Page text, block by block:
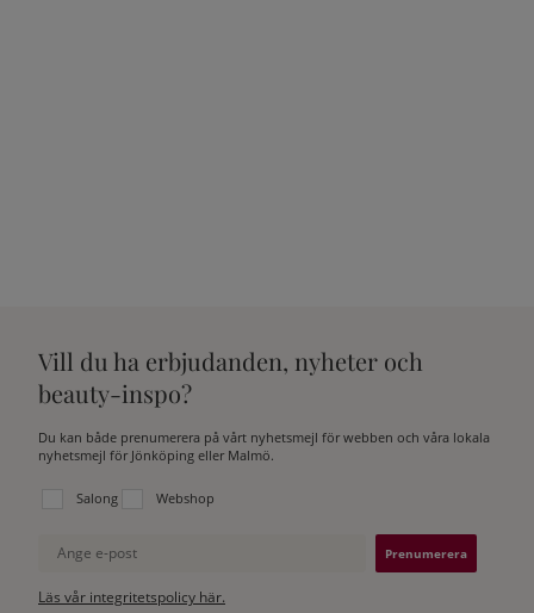
Vill du ha erbjudanden, nyheter och
beauty-inspo?
Du kan både prenumerera på vårt nyhetsmejl för webben och våra lokala
nyhetsmejl för Jönköping eller Malmö.
Välj vilken lista du vill prenumerera på:
Salong Webshop
Ange e-post
Läs vår integritetspolicy här.